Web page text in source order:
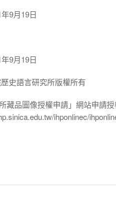
9月19日
9月19日
史語言研究所版權所有
藏品圖像授權申請」網站申請授
ihponlinec/